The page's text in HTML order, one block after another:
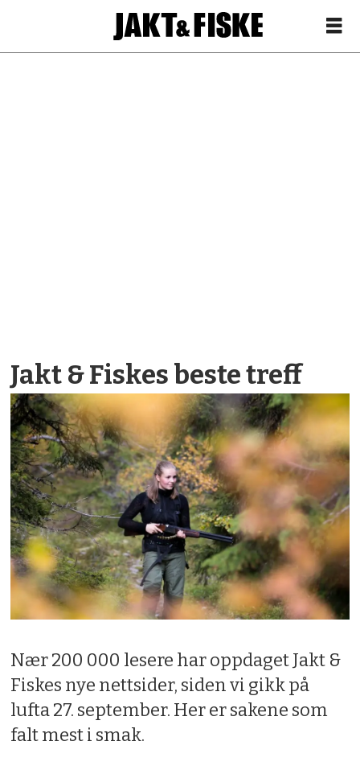
Jakt & Fiskes beste treff
Nær 200 000 lesere har oppdaget Jakt &
Fiskes nye nettsider, siden vi gikk på
lufta 27. september. Her er sakene som
falt mest i smak.